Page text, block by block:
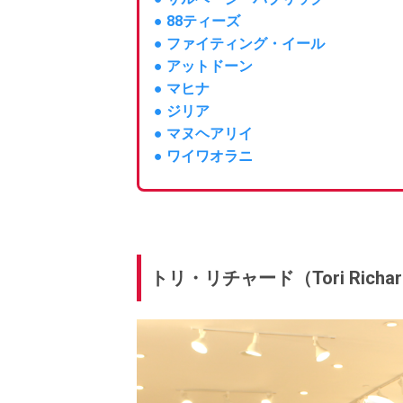
● 88ティーズ
● ファイティング・イール
● アットドーン
● マヒナ
● ジリア
● マヌヘアリイ
● ワイワオラニ
トリ・リチャード（Tori